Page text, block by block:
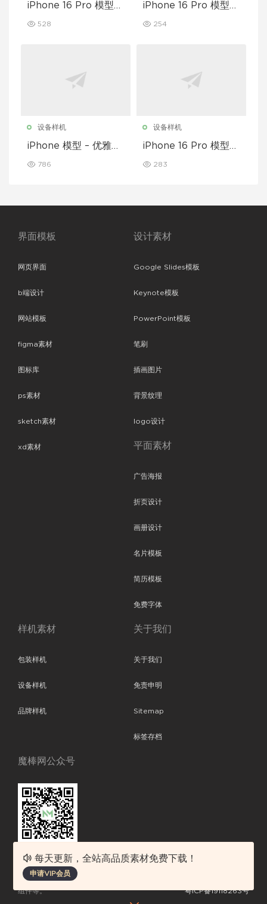
iPhone 16 Pro 模型套
528
iPhone 16 Pro 模型套
254
设备样机
iPhone 模型 – 优雅奢
786
设备样机
iPhone 16 Pro 模型样
283
界面模板
网页界面
b端设计
网站模板
figma素材
图标库
ps素材
sketch素材
xd素材
设计素材
Google Slides模板
Keynote模板
PowerPoint模板
笔刷
插画图片
背景纹理
logo设计
平面素材
广告海报
折页设计
画册设计
名片模板
简历模板
免费字体
样机素材
包装样机
设备样机
品牌样机
关于我们
关于我们
免责申明
Sitemap
标签存档
魔棒网公众号
魔棒网提供优质设计模板下载，分享优秀的设计。素材包含了APP设计、
平面素材、ppt模板、网页设计、前端代码、样机素材、插画图片、附加
组件等。
粤ICP备19118263号
每天更新，全站高品质素材免费下载！
申请VIP会员